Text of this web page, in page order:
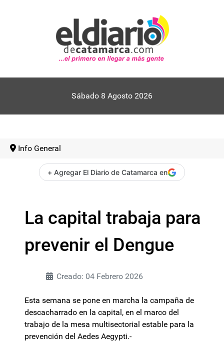
Sábado 8 Agosto 2026
Info General
+ Agregar El Diario de Catamarca en
La capital trabaja para
prevenir el Dengue
Creado: 04 Febrero 2026
Esta semana se pone en marcha la campaña de
descacharrado en la capital, en el marco del
trabajo de la mesa multisectorial estable para la
prevención del Aedes Aegypti.-